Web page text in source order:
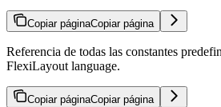
Copiar páginaCopiar página
Referencia de todas las constantes
FlexiLayout language.
Copiar páginaCopiar página